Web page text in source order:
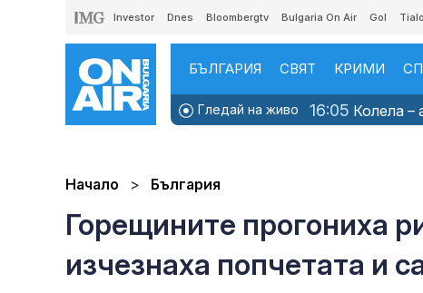
Investor Dnes Bloombergtv Bulgaria On Air Gol
БЪЛГАРИЯ СВЯТ КРИМИ
Гледай на живо 16:05 Колела –
Начало България
Горещините прогониха
изчезнаха попчетата и